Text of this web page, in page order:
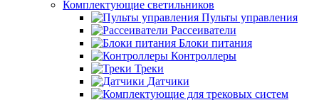
Комплектующие светильников
Пульты управления
Рассеиватели
Блоки питания
Контроллеры
Треки
Датчики